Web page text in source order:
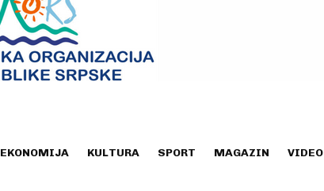
EKONOMIJA KULTURA SPORT MAGAZIN VIDEO